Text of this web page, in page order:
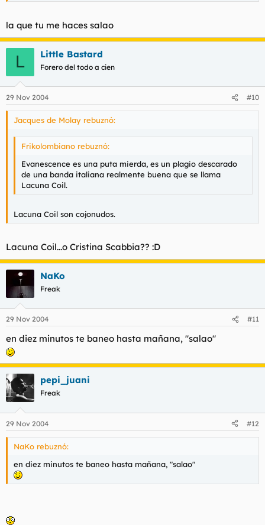
la que tu me haces salao
L Little Bastard
Forero del todo a cien
29 Nov 2004 #10
Jacques de Molay rebuznó:
Frikolombiano rebuznó:
Evanescence es una puta mierda, es un plagio descarado
de una banda italiana realmente buena que se llama
Lacuna Coil.
Lacuna Coil son cojonudos.
Lacuna Coil...o Cristina Scabbia?? :D
NaKo
Freak
29 Nov 2004 #11
en diez minutos te baneo hasta mañana, "salao"
pepi_juani
Freak
29 Nov 2004 #12
NaKo rebuznó:
en diez minutos te baneo hasta mañana, "salao"